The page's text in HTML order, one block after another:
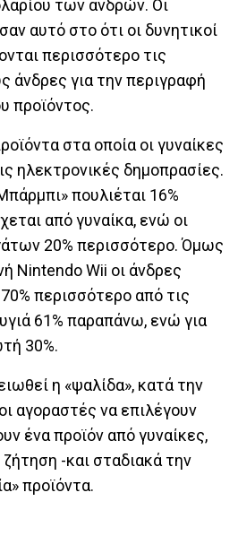
των ανδρών. Οι
αυτό στο ότι οι δυνητικοί
περισσότερο τις
άνδρες για την περιγραφή
προϊόντος.
στα οποία οι γυναίκες
ηλεκτρονικές δημοπρασίες.
πουλιέται 16%
από γυναίκα, ενώ οι
20% περισσότερο. Όμως
Nintendo Wii οι άνδρες
περισσότερο από τις
61% παραπάνω, ενώ για
30%.
η «ψαλίδα», κατά την
αγοραστές να επιλέγουν
ένα προϊόν από γυναίκες,
-και σταδιακά την
προϊόντα.